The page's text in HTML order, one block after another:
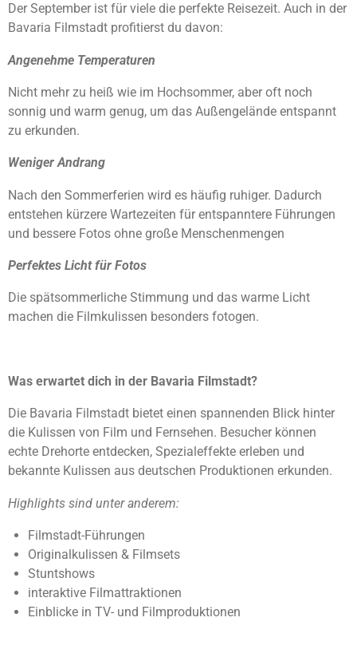
Der September ist für viele die perfekte Reisezeit. Auch in der
Bavaria Filmstadt profitierst du davon:
Angenehme Temperaturen
Nicht mehr zu heiß wie im Hochsommer, aber oft noch
sonnig und warm genug, um das Außengelände entspannt
zu erkunden.
Weniger Andrang
Nach den Sommerferien wird es häufig ruhiger. Dadurch
entstehen kürzere Wartezeiten für entspanntere Führungen
und bessere Fotos ohne große Menschenmengen
Perfektes Licht für Fotos
Die spätsommerliche Stimmung und das warme Licht
machen die Filmkulissen besonders fotogen.
Was erwartet dich in der Bavaria Filmstadt?
Die Bavaria Filmstadt bietet einen spannenden Blick hinter
die Kulissen von Film und Fernsehen. Besucher können
echte Drehorte entdecken, Spezialeffekte erleben und
bekannte Kulissen aus deutschen Produktionen erkunden.
Highlights sind unter anderem:
Filmstadt-Führungen
Originalkulissen & Filmsets
Stuntshows
interaktive Filmattraktionen
Einblicke in TV- und Filmproduktionen